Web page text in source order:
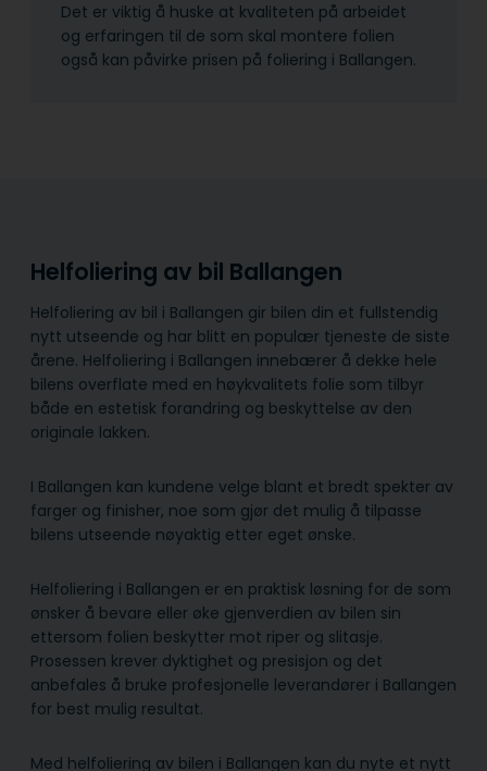
Det er viktig å huske at kvaliteten på arbeidet
og erfaringen til de som skal montere folien
også kan påvirke prisen på foliering i Ballangen.
Helfoliering av bil Ballangen
Helfoliering av bil i Ballangen gir bilen din et fullstendig
nytt utseende og har blitt en populær tjeneste de siste
årene. Helfoliering i Ballangen innebærer å dekke hele
bilens overflate med en høykvalitets folie som tilbyr
både en estetisk forandring og beskyttelse av den
originale lakken.
I Ballangen kan kundene velge blant et bredt spekter av
farger og finisher, noe som gjør det mulig å tilpasse
bilens utseende nøyaktig etter eget ønske.
Helfoliering i Ballangen er en praktisk løsning for de som
ønsker å bevare eller øke gjenverdien av bilen sin
ettersom folien beskytter mot riper og slitasje.
Prosessen krever dyktighet og presisjon og det
anbefales å bruke profesjonelle leverandører i Ballangen
for best mulig resultat.
Med helfoliering av bilen i Ballangen kan du nyte et nytt